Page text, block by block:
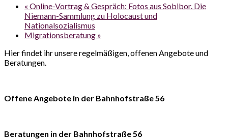
« Online-Vortrag & Gespräch: Fotos aus Sobibor. Die
Niemann-Sammlung zu Holocaust und
Nationalsozialismus
Migrationsberatung »
Hier findet ihr unsere regelmäßigen, offenen Angebote und
Beratungen.
Offene Angebote in der Bahnhofstraße 56
Beratungen in der Bahnhofstraße 56